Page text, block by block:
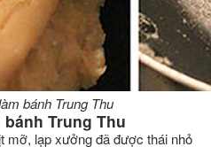
bánh Trung Thu
Trung Thu
mỡ, lạp xưởng đã được thái nhỏ